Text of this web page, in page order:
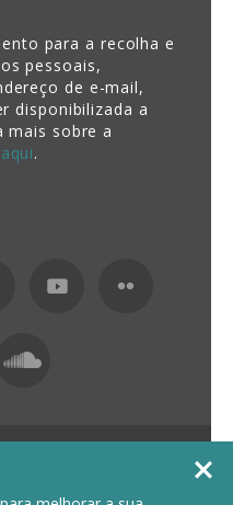

para a recolha e
pessoais,
de e-mail,
disponibilizada a
mais sobre a
aqui.